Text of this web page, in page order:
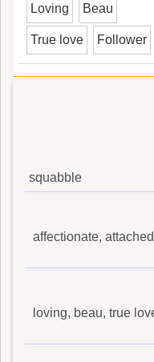
Loving Beau
True love Follower
squabble
affectionate,
loving, beau, true